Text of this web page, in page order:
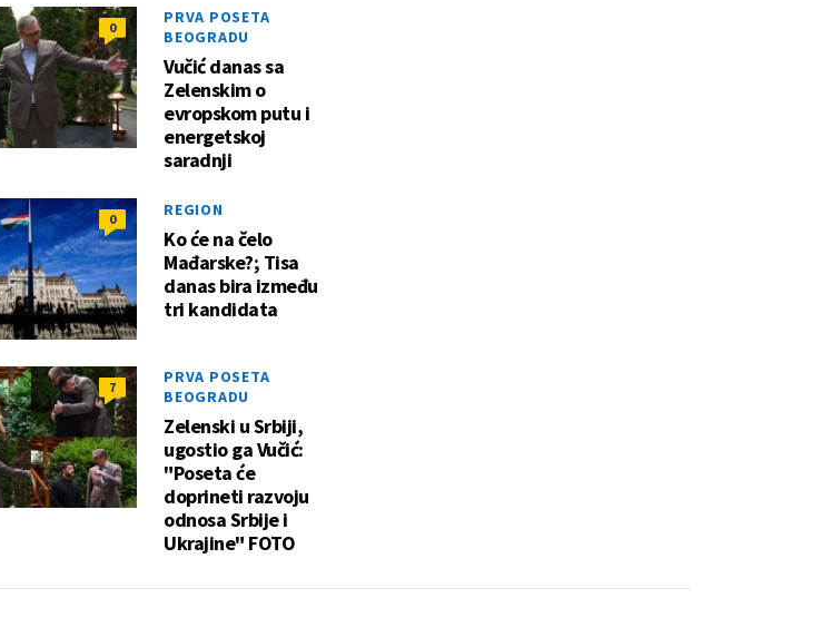
0
PRVA POSETA
BEOGRADU
Vučić danas sa
Zelenskim o
evropskom putu i
energetskoj
saradnji
0 REGION
Ko će na čelo
Mađarske?; Tisa
danas bira između
tri kandidata
7
PRVA POSETA
BEOGRADU
Zelenski u Srbiji,
ugostio ga Vučić:
"Poseta će
doprineti razvoju
odnosa Srbije i
Ukrajine" FOTO